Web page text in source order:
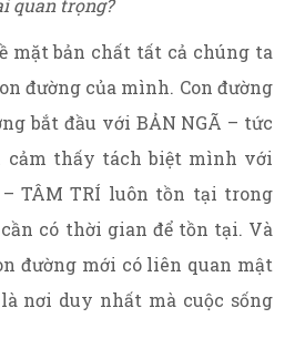
quan trọng?
mặt bản chất tất cả chúng ta
đường của mình. Con đường
bắt đầu với BẢN NGÃ – tức
thấy tách biệt mình với
– TÂM TRÍ luôn tồn tại trong
có thời gian để tồn tại. Và
đường mới có liên quan mật
nơi duy nhất mà cuộc sống